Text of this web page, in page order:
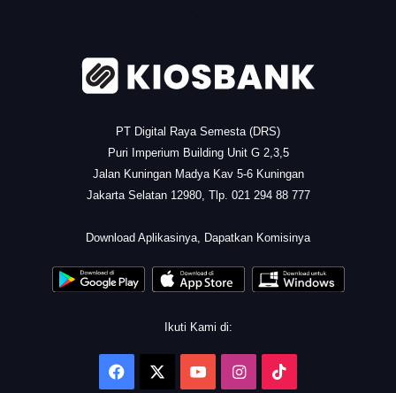
PT Digital Raya Semesta (DRS)
Puri Imperium Building Unit G 2,3,5
Jalan Kuningan Madya Kav 5-6 Kuningan
Jakarta Selatan 12980, Tlp. 021 294 88 777
Download Aplikasinya, Dapatkan Komisinya
Ikuti Kami di:
Facebook YouTubeInstagram